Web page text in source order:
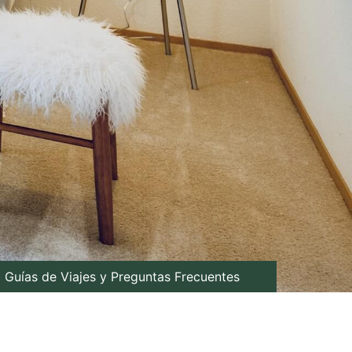
Guías de Viajes y Preguntas Frecuentes